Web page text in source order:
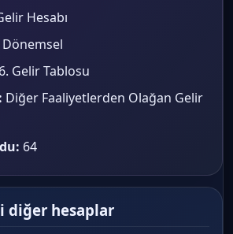
Hesabı
Dönemsel
6. Gelir Tablosu
Diğer Faaliyetlerden Olağan Gelir
64
diğer hesaplar